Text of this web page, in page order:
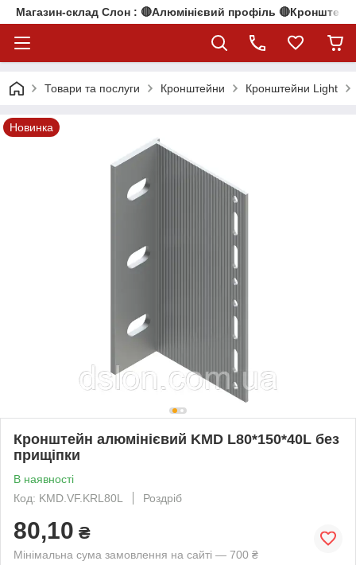
Магазин-склад Слон : 🔴Алюмінієвий профіль
Товари та послуги Кронштейни Кронштейни Light
Новинка
Кронштейн алюмінієвий KMD L80*150*40L без
прищіпки
В наявності
Код: KMD.VF.KRL80L
Роздріб
80,10 ₴
Мінімальна сума замовлення на сайті — 700 ₴